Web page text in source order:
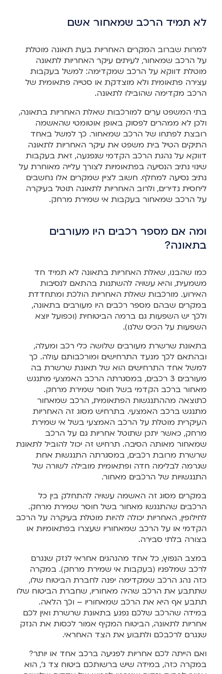
לא תמיד הרכב שמאחור אשם
למרות שברוב המקרים האחריות בעת תאונה מוטלת
על הרכב שמאחור, לעיתים עיקר האחריות לתאונה
מוטלת דווקא על הרכב שמקדימה: למשל בעקבות
עצירה פתאומית ולא מוצדקת או סטייה פתאומית של
הרכב מקדימה שהובילו לתאונה.
בתי המשפט ערים למורכבות שאלת האחריות בתאונה,
ולכן לא ממהרים לפסוק באופן אוטומטי שהאשמה
רובצת לפתחו של הרכב שמאחור. כך למשל באחד
התיקים הטיל בית משפט את עיקר האחריות לתאונה
דווקא על נהגת הרכב הקדמי שנפגעה, זאת בעקבות
שינוי נתיב הנסיעה בפתאומיות לצורך עלייה מאוחרת על
נתיב נסיעה למחלף. חשוב לציין שמקרים אלו נחשבים
ליחסית נדירים, ולרוב האחריות לתאונה תוטל בעיקרה
על הרכב שמאחור בעקבות אי שמירת מרחק.
ומה אם מספר רכבים היו מעורבים
בתאונה?
כמו שהבנו, שאלת האחריות בתאונה לא תמיד חד
משמעית, והיא עשויה להשתנות בהתאם לנסיבות
האירוע. מורכבות שאלת האחריות הולכת ומתחדדת
במקרים שבהם מספר רכבים היו מעורבים בתאונה,
ולכך יש השפעות גם ברמה הביטוחית (וכפועל יוצא
השפעות על הכיס שלנו).
בתאונת שרשרת מעורבים שלושה כלי רכב ומעלה,
ובהתאם לכך מנעד התרחישים ומורכבותם עולה. כך
למשל אחד התרחישים הוא של תאונת שרשרת בה
מעורבים 3 רכבים, במסגרתה הרכב האמצעי מתנגש
מאחור ברכב הקדמי בשל חוסר שמירת מרחק.
כתוצאה מההתנגשות הפתאומית, הרכב שמאחור
מתנגש ברכב האמצעי. בתרחיש מסוג זה האחריות
העיקרית מוטלת על הרכב האמצעי בשל אי שמירת
מרחק, כאשר יתכן שתוטל אחריות גם על הרכב
שמאחור מאותה הסיבה. תרחיש זה יכול להוביל לתאונת
שרשרת מרובת רכבים, במסגרתה התנגשות אחת
שגרמה לבלימה חדה ופתאומית מובילה לשורה של
התנגשויות של הרכבים מאחור.
במקרים מסוג זה האשמה עשויה להתחלק בין כל
הרכבים שהתנגשו מאחור בשל חוסר שמירת מרחק.
לחילופין, האחריות יכולה להיות מוטלת בעיקרה על הרכב
הקדמי או על הרכב שמאחוריו שעצרו בפתאומיות או
בצורה בלתי סבירה.
במצב הנפוץ, כל אחד מהנהגים אחראי לנזק שנגרם
לרכב שמלפניו (בעקבות אי שמירת מרחק). במקרה
כזה נהג הרכב שמקדימה יפנה לחברת הביטוח שלו,
שתתבע את הרכב שהיה מאחוריו, שחברת הביטוח שלו
תתבע אף היא את הרכב שמאחוריו – וכך הלאה.
במידה שהרכב שלכם נפגע בתאונת שרשרת ואין לכם
אחריות לתאונה, הביטוח המקיף אמור לכסות את הנזק
שנגרם לרכבכם ולתבוע את הצד האחראי.
ואם הייתה לכם אחריות לפגיעה ברכב אחד או יותר?
במקרה כזה, במידה שיש ברשותכם ביטוח צד ג', הוא